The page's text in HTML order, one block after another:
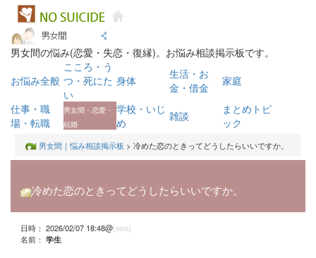
男女間の悩み(恋愛・失恋・復縁)。お悩み相談掲示板です。
お悩み全般
こころ・う
つ・死にた
い
身体
生活・お
金・借金
家庭
仕事・職
場・転職
男女間・恋愛・
結婚
学校・いじ
め
雑談
まとめトピ
ック
男女間｜悩み相談掲示板 > 冷めた恋のときってどうしたらいいですか。
冷めた恋のときってどうしたらいいですか。
日時： 2026/02/07 18:48@(ocn)
名前： 学生